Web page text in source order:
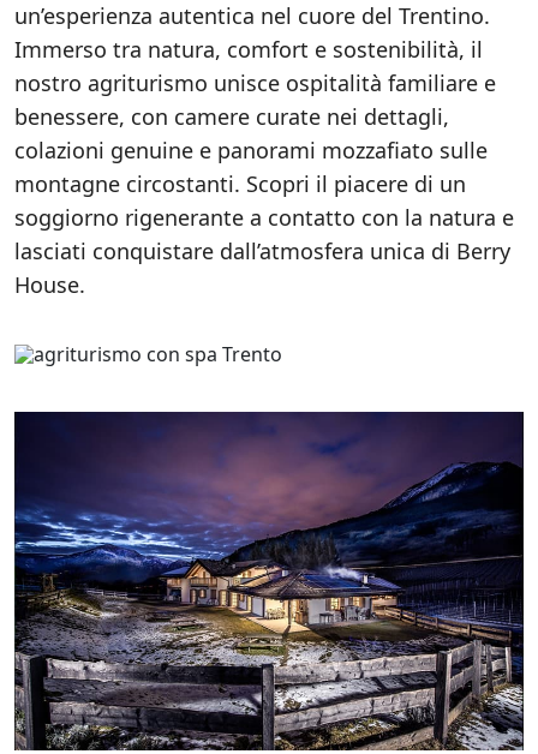
un’esperienza autentica nel cuore del Trentino.
Immerso tra natura, comfort e sostenibilità, il
nostro agriturismo unisce ospitalità familiare e
benessere, con camere curate nei dettagli,
colazioni genuine e panorami mozzafiato sulle
montagne circostanti. Scopri il piacere di un
soggiorno rigenerante a contatto con la natura e
lasciati conquistare dall’atmosfera unica di Berry
House.